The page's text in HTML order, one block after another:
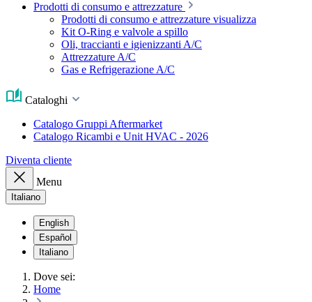
Prodotti di consumo e attrezzature
Prodotti di consumo e attrezzature visualizza
Kit O-Ring e valvole a spillo
Oli, traccianti e igienizzanti A/C
Attrezzature A/C
Gas e Refrigerazione A/C
Cataloghi
Catalogo Gruppi Aftermarket
Catalogo Ricambi e Unit HVAC - 2026
Diventa cliente
Menu
Italiano
English
Español
Italiano
Dove sei:
Home